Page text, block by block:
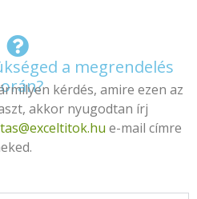
a megrendelés
kérdés, amire ezen az
akkor nyugodtan írj
e-mail címre